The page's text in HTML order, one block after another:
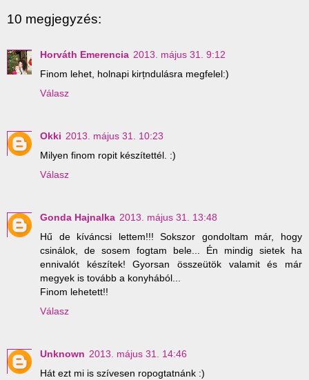
10 megjegyzés:
Horváth Emerencia 2013. május 31. 9:12
Finom lehet, holnapi kirțndulásra megfelel:)
Válasz
Okki 2013. május 31. 10:23
Milyen finom ropit készítettél. :)
Válasz
Gonda Hajnalka 2013. május 31. 13:48
Hű de kíváncsi lettem!!! Sokszor gondoltam már, hogy
csinálok, de sosem fogtam bele... Én mindig sietek ha
ennivalót készítek! Gyorsan összeütök valamit és már
megyek is tovább a konyhából...
Finom lehetett!!
Válasz
Unknown 2013. május 31. 14:46
Hát ezt mi is szívesen ropogtatnánk :)